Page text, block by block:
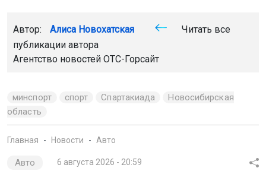
Автор: Алиса Новохатская
Читать все
публикации автора
Агентство новостей ОТС-Горсайт
минспорт спорт Спартакиада
Новосибирская
область
Главная Новости Авто
Авто 6 августа 2026 - 20:59